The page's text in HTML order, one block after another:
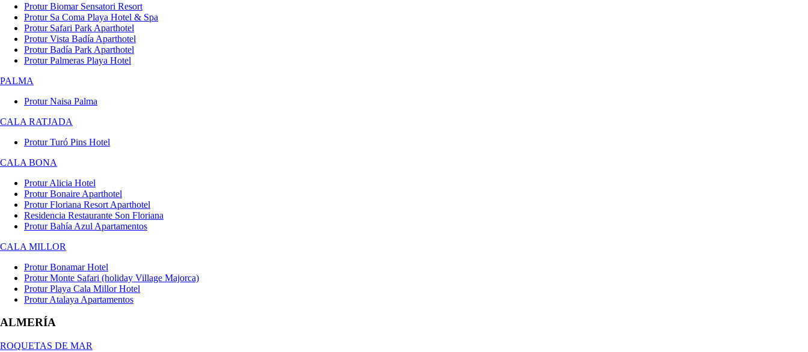
Protur Biomar Sensatori Resort
Protur Sa Coma Playa Hotel & Spa
Protur Safari Park Aparthotel
Protur Vista Badía Aparthotel
Protur Badía Park Aparthotel
Protur Palmeras Playa Hotel
PALMA
Protur Naisa Palma
CALA RATJADA
Protur Turó Pins Hotel
CALA BONA
Protur Alicia Hotel
Protur Bonaire Aparthotel
Protur Floriana Resort Aparthotel
Residencia Restaurante Son Floriana
Protur Bahía Azul Apartamentos
CALA MILLOR
Protur Bonamar Hotel
Protur Monte Safari (holiday Village Majorca)
Protur Playa Cala Millor Hotel
Protur Atalaya Apartamentos
ALMERÍA
ROQUETAS DE MAR